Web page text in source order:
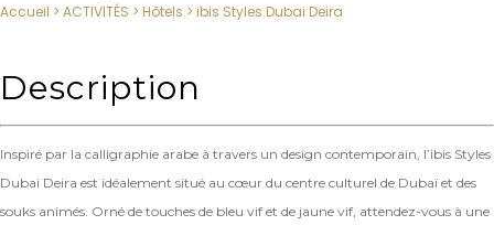
Accueil > ACTIVITÉS > Hôtels > ibis Styles Dubai Deira
Description
Inspiré par la calligraphie arabe à travers un design contemporain, l’ibis Styles
Dubai Deira est idéalement situé au cœur du centre culturel de Dubaï et des
souks animés. Orné de touches de bleu vif et de jaune vif, attendez-vous à une